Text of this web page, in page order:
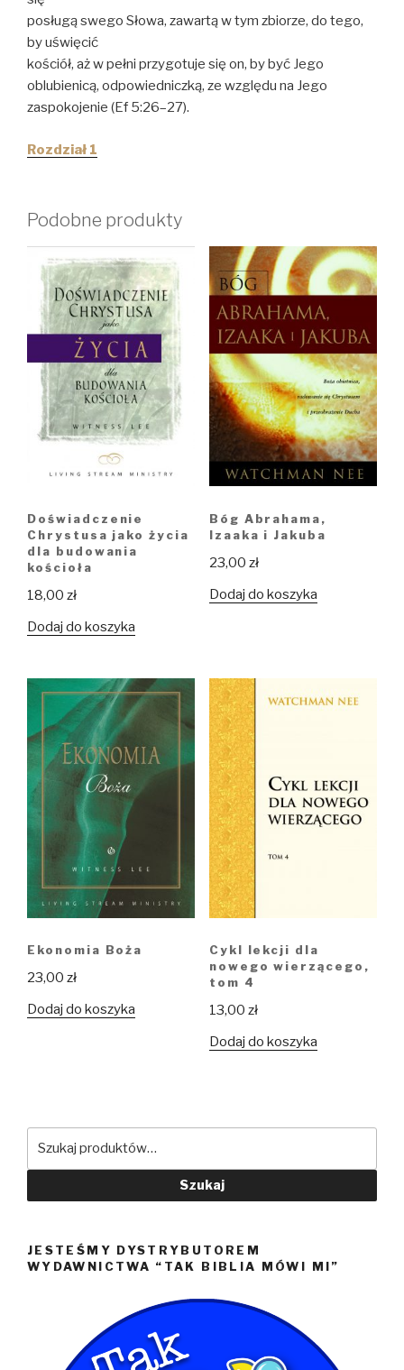
posługą swego Słowa, zawartą w tym zbiorze, do tego,
by uświęcić
kościół, aż w pełni przygotuje się on, by być Jego
oblubienicą, odpowiedniczką, ze względu na Jego
zaspokojenie (Ef 5:26–27).
Rozdział 1
Podobne produkty
Doświadczenie
Chrystusa jako życia
dla budowania
kościoła
18,00 zł
Dodaj do koszyka
Bóg Abrahama,
Izaaka i Jakuba
23,00 zł
Dodaj do koszyka
Ekonomia Boża
23,00 zł
Dodaj do koszyka
Cykl lekcji dla
nowego wierzącego,
tom 4
13,00 zł
Dodaj do koszyka
Szukaj
JESTEŚMY DYSTRYBUTOREM
WYDAWNICTWA “TAK BIBLIA MÓWI MI”